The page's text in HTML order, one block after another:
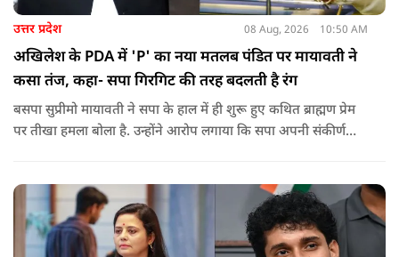
उत्तर प्रदेश 08 Aug, 2026 10:50 AM
अखिलेश के PDA में 'P' का नया मतलब पंडित पर मायावती ने
कसा तंज, कहा- सपा गिरगिट की तरह बदलती है रंग
बसपा सुप्रीमो मायावती ने सपा के हाल में ही शुरू हुए कथित ब्राह्मण प्रेम
पर तीखा हमला बोला है. उन्होंने आरोप लगाया कि सपा अपनी संकीर्ण